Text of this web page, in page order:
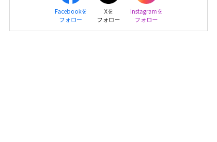
Facebookを
フォロー
Xを
フォロー
Instagramを
フォロー